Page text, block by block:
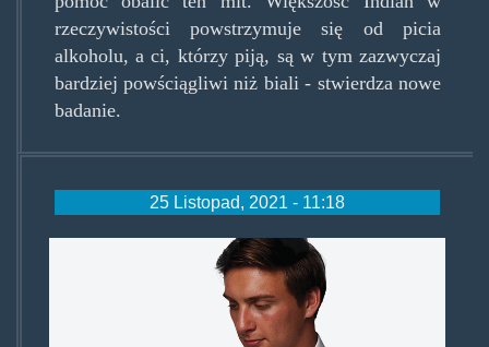
rzeczywistości powstrzymuje się od picia
alkoholu, a ci, którzy piją, są w tym zazwyczaj
bardziej powściągliwi niż biali - stwierdza nowe
badanie.
25 Listopad, 2021 - 11:18